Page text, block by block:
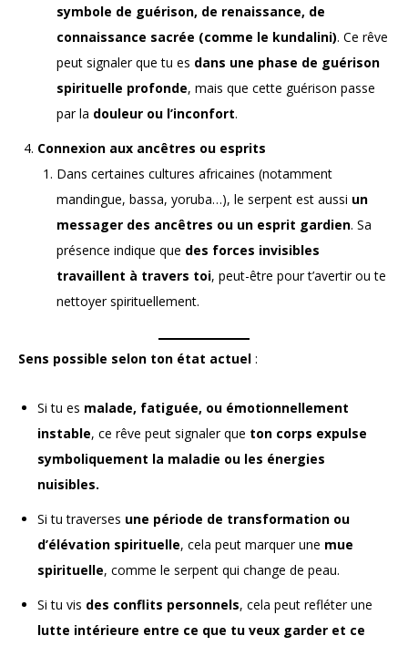
symbole de guérison, de renaissance, de
connaissance sacrée (comme le kundalini). Ce rêve
peut signaler que tu es dans une phase de guérison
spirituelle profonde, mais que cette guérison passe
par la douleur ou l’inconfort.
Connexion aux ancêtres ou esprits
Dans certaines cultures africaines (notamment
mandingue, bassa, yoruba…), le serpent est aussi un
messager des ancêtres ou un esprit gardien. Sa
présence indique que des forces invisibles
travaillent à travers toi, peut-être pour t’avertir ou te
nettoyer spirituellement.
Sens possible selon ton état actuel :
Si tu es malade, fatiguée, ou émotionnellement
instable, ce rêve peut signaler que ton corps expulse
symboliquement la maladie ou les énergies
nuisibles.
Si tu traverses une période de transformation ou
d’élévation spirituelle, cela peut marquer une mue
spirituelle, comme le serpent qui change de peau.
Si tu vis des conflits personnels, cela peut refléter une
lutte intérieure entre ce que tu veux garder et ce